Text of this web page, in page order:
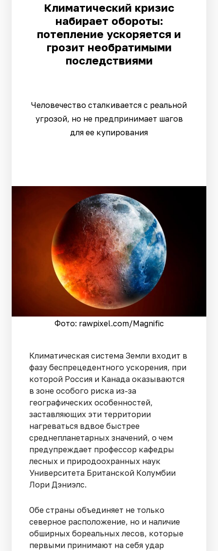
Климатический кризис
набирает обороты:
потепление ускоряется и
грозит необратимыми
последствиями
Человечество сталкивается с реальной
угрозой, но не предпринимает шагов
для ее купирования
Фото: rawpixel.сom/Magnific
Климатическая система Земли входит в
фазу беспрецедентного ускорения, при
которой Россия и Канада оказываются
в зоне особого риска из-за
географических особенностей,
заставляющих эти территории
нагреваться вдвое быстрее
среднепланетарных значений, о чем
предупреждает профессор кафедры
лесных и природоохранных наук
Университета Британской Колумбии
Лори Дэниэлс.
Обе страны объединяет не только
северное расположение, но и наличие
обширных бореальных лесов, которые
первыми принимают на себя удар